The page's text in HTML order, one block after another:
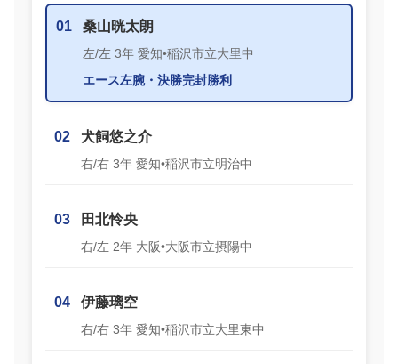
01 桑山晄太朗
左/左 3年 愛知•稲沢市立大里中
エース左腕・決勝完封勝利
02 犬飼悠之介
右/右 3年 愛知•稲沢市立明治中
03 田北怜央
右/左 2年 大阪•大阪市立摂陽中
04 伊藤璃空
右/右 3年 愛知•稲沢市立大里東中